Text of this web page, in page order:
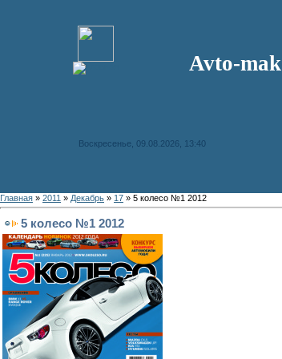
Avto-mak
Воскресенье, 09.08.2026, 13:40
Главная » 2011 » Декабрь » 17 » 5 колесо №1 2012
5 колесо №1 2012